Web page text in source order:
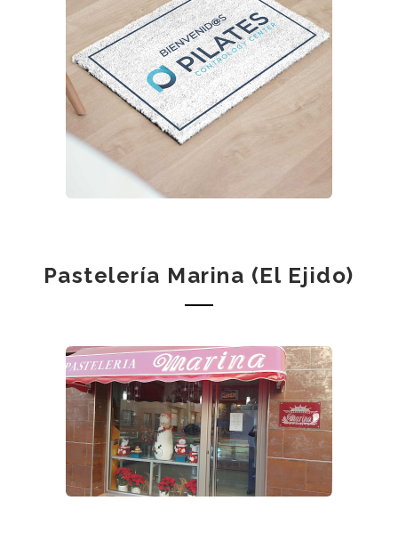
Pastelería Marina (El Ejido)